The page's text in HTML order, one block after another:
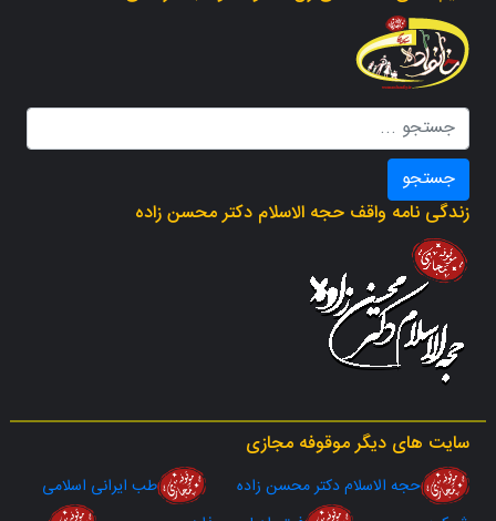
جستجو
زندگی نامه واقف حجه الاسلام دکتر محسن زاده
سایت های دیگر موقوفه مجازی
حجه الاسلام دکتر محسن زاده
طب ایرانی اسلامی